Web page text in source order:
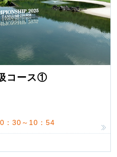
コース①
：30～10：54